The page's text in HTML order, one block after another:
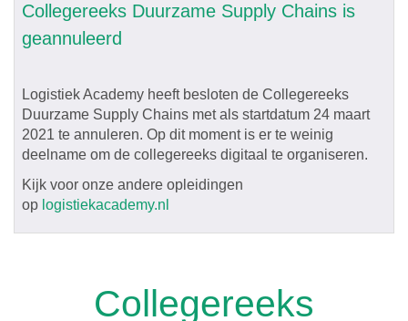
Collegereeks Duurzame Supply Chains is
geannuleerd
Logistiek Academy heeft besloten de Collegereeks
Duurzame Supply Chains met als startdatum 24 maart
2021 te annuleren. Op dit moment is er te weinig
deelname om de collegereeks digitaal te organiseren.
Kijk voor onze andere opleidingen
op logistiekacademy.nl
Collegereeks